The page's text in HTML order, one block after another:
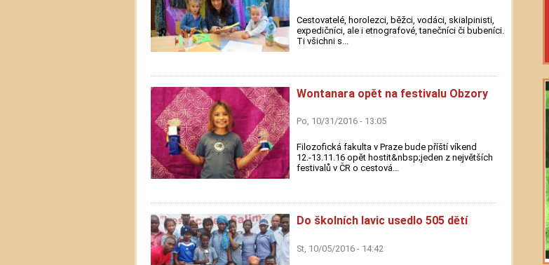
Cestovatelé, horolezci, běžci, vodáci, skialpinisti,
expedičníci, ale i etnografové, tanečníci či bubeníci.
Ti všichni s...
Wontanara opět na festivalu Obzory
Po, 10/31/2016 - 13:05
Filozofická fakulta v Praze bude příští víkend
12.-13.11.16 opět hostit&nbsp;jeden z největších
festivalů v ČR o cestová...
Do školních lavic usedlo 505 dětí
St, 10/05/2016 - 14:42